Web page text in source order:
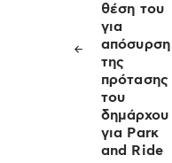
θέση του
για
απόσυρση
της
πρότασης
του
δημάρχου
για Parκ
and Ride